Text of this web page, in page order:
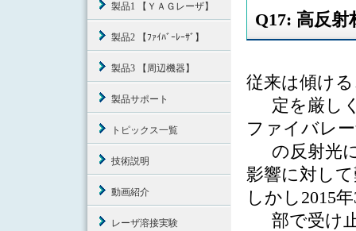
製品1 【ＹＡＧレーザ】
製品2 【ﾌｧｲﾊﾞｰﾚｰｻﾞ】
製品3 【周辺機器】
製品サポート
トピックス一覧
技術説明
動画紹介
レーザ溶接実験
Q17: 高反
従来は傾け
定を厳し
ファイバレ
の反射光
影響に対し
しかし 2015年
部で受け